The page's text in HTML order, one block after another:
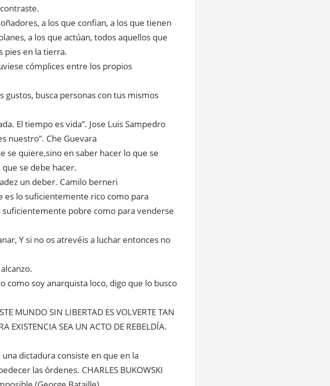
a los que confian, a los que tienen
a los que actúan, todos aquellos que
pies en la tierra.
cómplices entre los propios
busca personas con tus mismos
El tiempo es vida”. Jose Luis Sampedro
nuestro”. Che Guevara
se quiere,sino en saber hacer lo que se
se debe hacer.
un deber. Camilo berneri
es lo suficientemente rico como para
pobre como para venderse
Y si no os atrevéis a luchar entonces no
como soy anarquista loco, digo que lo busco
MUNDO SIN LIBERTAD ES VOLVERTE TAN
EXISTENCIA SEA UN ACTO DE REBELDÍA.
dictadura consiste en que en la
las órdenes. CHARLES BUKOWSKI